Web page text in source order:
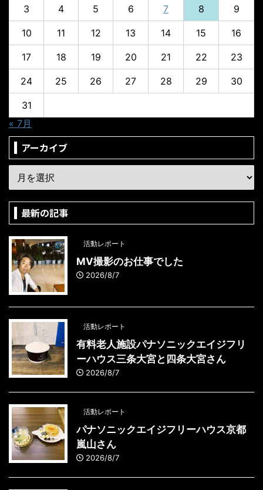
3 4 5 6 7 8 9
10 11 12 13 14 15 16
17 18 19 20 21 22 23
24 25 26 27 28 29 30
31
« 7月
アーカイブ
最新の記事
活動レポート
MV撮影のお仕事でした
2026/8/7
活動レポート
有料老人施設パナソニックエイジフリ
ーハウス三条大宮と四条大宮さん
2026/8/7
活動レポート
パナソニックエイジフリーハウス京都
嵐山さん
2026/8/7